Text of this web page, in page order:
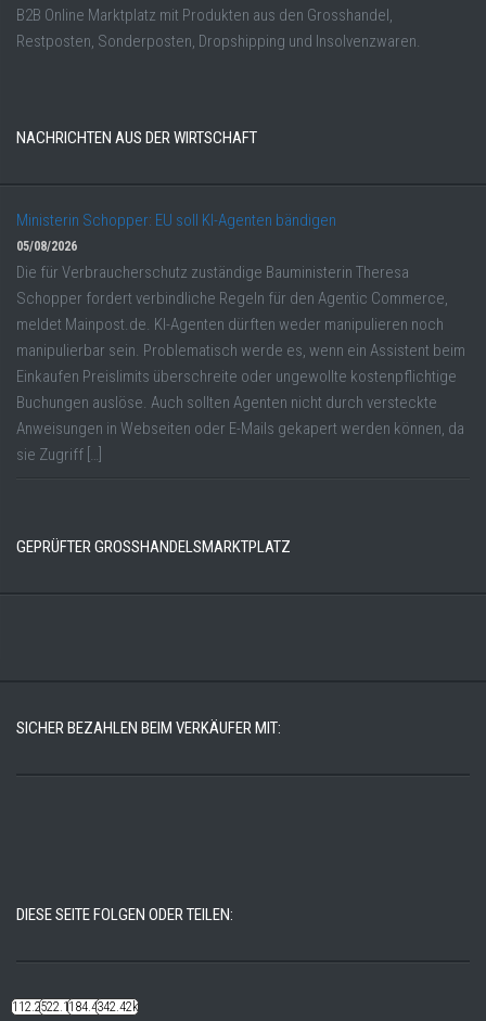
B2B Online Marktplatz mit Produkten aus den Grosshandel,
Restposten, Sonderposten, Dropshipping und Insolvenzwaren.
NACHRICHTEN AUS DER WIRTSCHAFT
Ministerin Schopper: EU soll KI-Agenten bändigen
05/08/2026
Die für Verbraucherschutz zuständige Bauministerin Theresa
Schopper fordert verbindliche Regeln für den Agentic Commerce,
meldet Mainpost.de. KI-Agenten dürften weder manipulieren noch
manipulierbar sein. Problematisch werde es, wenn ein Assistent beim
Einkaufen Preislimits überschreite oder ungewollte kostenpflichtige
Buchungen auslöse. Auch sollten Agenten nicht durch versteckte
Anweisungen in Webseiten oder E-Mails gekapert werden können, da
sie Zugriff […]
GEPRÜFTER GROSSHANDELSMARKTPLATZ
SICHER BEZAHLEN BEIM VERKÄUFER MIT:
DIESE SEITE FOLGEN ODER TEILEN:
112.22k522.14k184.48k342.42k